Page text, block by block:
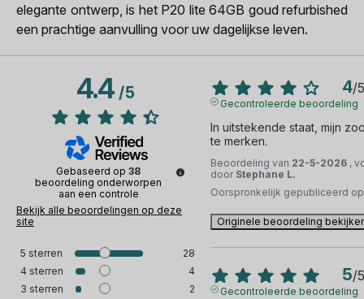
elegante ontwerp, is het P20 lite 64GB goud refurbished
een prachtige aanvulling voor uw dagelijkse leven.
4.4/5
Gebaseerd op 38
beoordeling onderworpen
aan een controle
Bekijk alle beoordelingen op deze
site
5 sterren
28
4 sterren
4
3 sterren
2
4/5
Gecontroleerde beoordeling
In uitstekende staat, mijn
te merken.
Beoordeling van 22-5-2026 ,
door Stephane L.
Oorspronkelijk gepubliceerd
Originele beoordeling
5/5
Gecontroleerde beoordeling